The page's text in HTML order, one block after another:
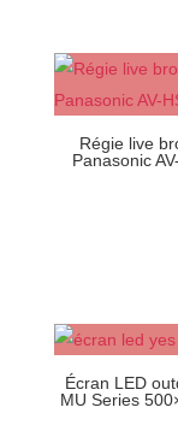
Régie live
Panasonic
Écran LED
MU Series